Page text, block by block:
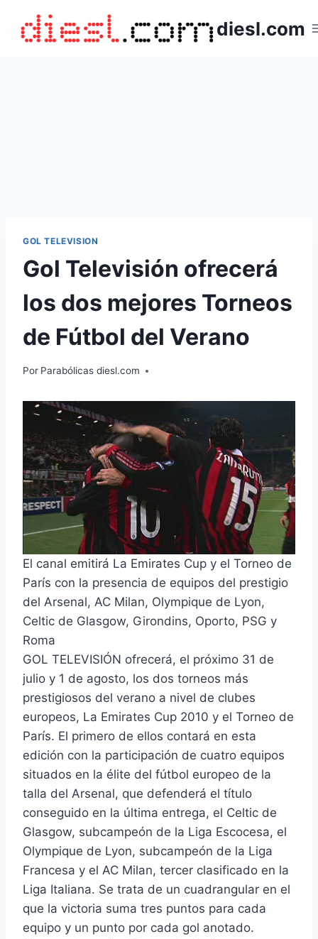
contenido
diesl.com
GOL TELEVISION
Gol Televisión ofrecerá
los dos mejores Torneos
de Fútbol del Verano
Por Parabólicas diesl.com
El canal emitirá La Emirates Cup y el Torneo de
París con la presencia de equipos del prestigio
del Arsenal, AC Milan, Olympique de Lyon,
Celtic de Glasgow, Girondins, Oporto, PSG y
Roma
GOL TELEVISIÓN ofrecerá, el próximo 31 de
julio y 1 de agosto, los dos torneos más
prestigiosos del verano a nivel de clubes
europeos, La Emirates Cup 2010 y el Torneo de
París. El primero de ellos contará en esta
edición con la participación de cuatro equipos
situados en la élite del fútbol europeo de la
talla del Arsenal, que defenderá el título
conseguido en la última entrega, el Celtic de
Glasgow, subcampeón de la Liga Escocesa, el
Olympique de Lyon, subcampeón de la Liga
Francesa y el AC Milan, tercer clasificado en la
Liga Italiana. Se trata de un cuadrangular en el
que la victoria suma tres puntos para cada
equipo y un punto por cada gol anotado.